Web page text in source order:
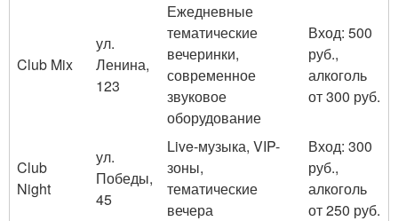
Club Mix
ул.
Ленина,
123
Ежедневные
тематические
вечеринки,
современное
звуковое
оборудование
Вход: 500
руб.,
алкоголь
от 300 руб.
Club
Night
ул.
Победы,
45
Live-музыка, VIP-
зоны,
тематические
вечера
Вход: 300
руб.,
алкоголь
от 250 руб.